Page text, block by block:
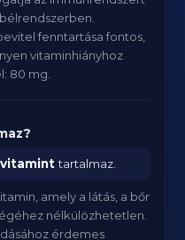
fenntartása fontos,
vitaminhiányhoz
80 mg.
tartalmaz.
amely a látás, a bőr
nélkülözhetetlen.
érdemes